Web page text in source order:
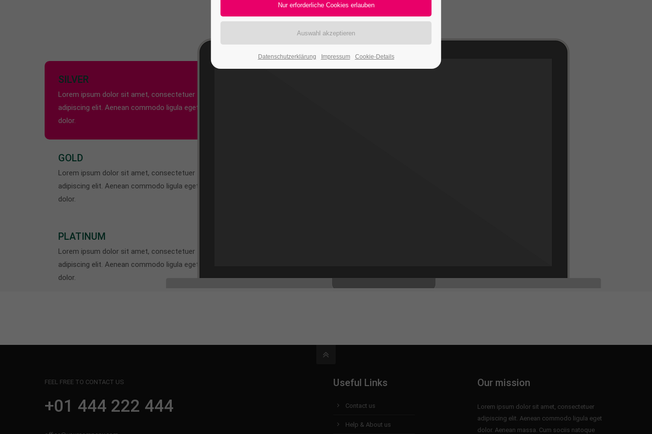
SILVER
Lorem ipsum dolor sit amet, consectetuer
adipiscing elit. Aenean commodo ligula eget
dolor.
GOLD
Lorem ipsum dolor sit amet, consectetuer
adipiscing elit. Aenean commodo ligula eget
dolor.
PLATINUM
Lorem ipsum dolor sit amet, consectetuer
adipiscing elit. Aenean commodo ligula eget
dolor.
FEEL FREE TO CONTACT US
+01 444 222 444
Useful Links
Contact us
Help & About us
Our mission
Lorem ipsum dolor sit amet, consectetuer
adipiscing elit. Aenean commodo ligula eget
dolor. Aenean massa. Cum sociis natoque
Datenschutzerklärung Impressum Cookie-Details